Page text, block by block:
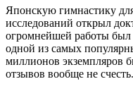
Японскую гимнастику
исследований открыл
огромнейшей работы был
одной из самых
миллионов экземпляров
отзывов вообще не счесть.